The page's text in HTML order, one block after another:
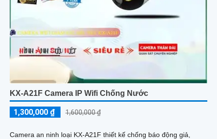
KX-A21F Camera IP Wifi Chống Nước
1,300,000 ₫ 1,600,000 ₫
Camera an ninh loại KX-A21F thiết kế chống báo động giả,